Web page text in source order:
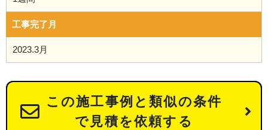
工事完了月
2023.3月
この施工事例と類似の条件
で見積を依頼する